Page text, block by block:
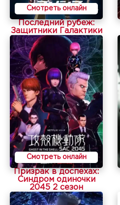
Смотреть онлайн
Последний рубеж:
Защитники Галактики
Смотреть онлайн
Призрак в доспехах:
Синдром одиночки
2045 2 сезон